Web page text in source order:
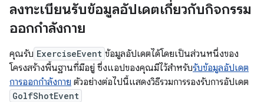
ลงทะเบียนรับข้อมูลอัปเดตเกี่ยวกับกิจกรรม
ออกกำลังกาย
คุณรับ ExerciseEvent ข้อมูลอัปเดตได้โดยเป็นส่วนหนึ่งของ
โครงสร้างพื้นฐานที่มีอยู่ ซึ่งแอปของคุณมีไว้สำหรับรับข้อมูลอัปเดต
การออกกำลังกาย ตัวอย่างต่อไปนี้แสดงวิธีรวมการรองรับการอัปเดต
GolfShotEvent